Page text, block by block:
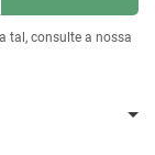
tal, consulte a nossa